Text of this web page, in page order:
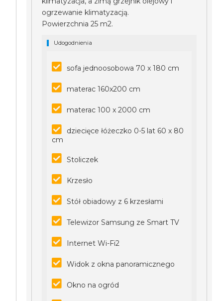
ogrzewanie klimatyzacją.
Powierzchnia 25 m2.
Udogodnienia
sofa jednoosobowa 70 x 180 cm
materac 160x200 cm
materac 100 x 2000 cm
dziecięce łóżeczko 0-5 lat 60 x 80
cm
Stoliczek
Krzesło
Stół obiadowy z 6 krzesłami
Telewizor Samsung ze Smart TV
Internet Wi-Fi2
Widok z okna panoramicznego
Okno na ogród